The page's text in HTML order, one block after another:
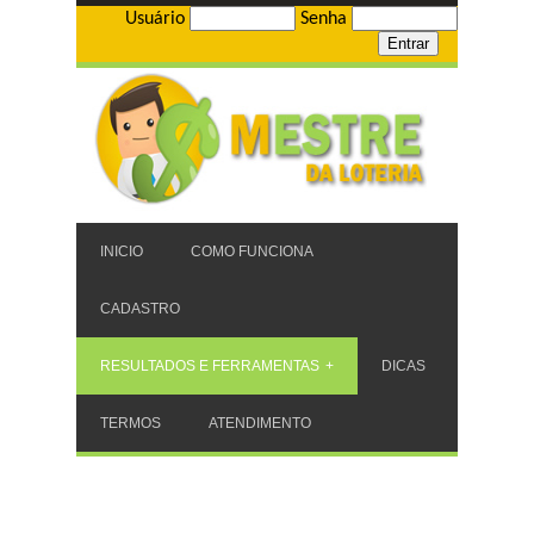
Usuário Senha
INICIO COMO FUNCIONA
CADASTRO
RESULTADOS E FERRAMENTAS DICAS
TERMOS ATENDIMENTO